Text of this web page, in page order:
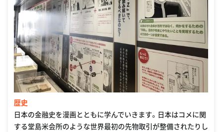
歴史
日本の金融史を漫画とともに学んでいきます。日本はコメに関
する堂島米会所のような世界最初の先物取引が整備されたりし